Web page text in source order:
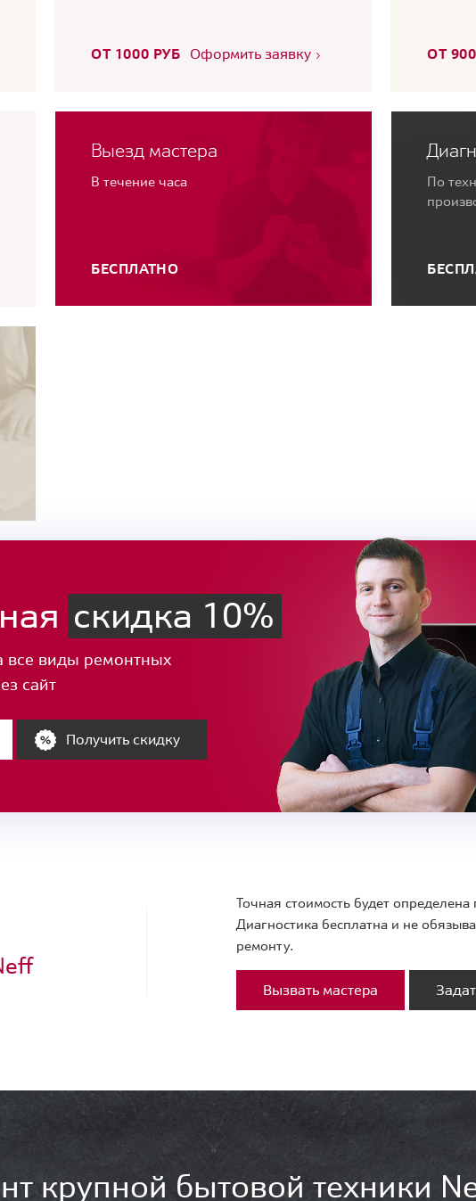
ОТ 1000 РУБ Оформить заявку ОТ
Выезд мастера
В течение часа
БЕСПЛАТНО
По
скидка 10%
все виды ремонтных
сайт
Получить скидку
Точная стоимость будет определена
Диагностика бесплатна и не
ремонту.
Вызвать мастера
крупной бытовой техники